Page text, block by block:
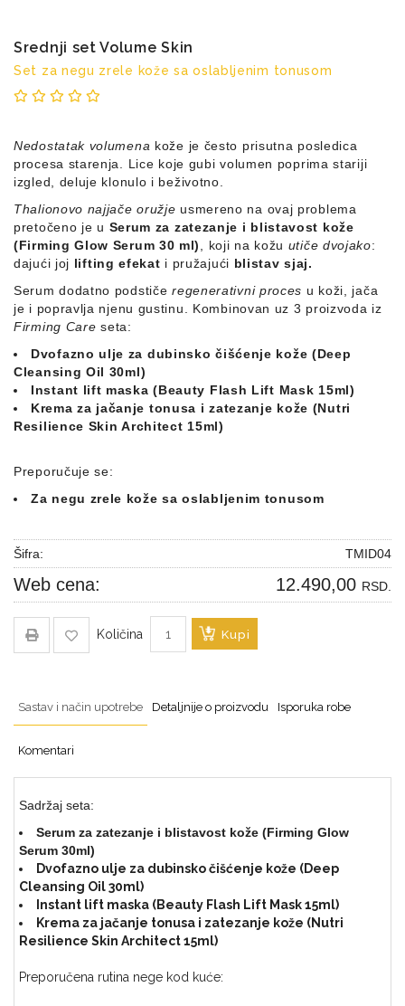
Srednji set Volume Skin
Set za negu zrele kože sa oslabljenim tonusom
Nedostatak volumena kože je često prisutna posledica
procesa starenja. Lice koje gubi volumen poprima stariji
izgled, deluje klonulo i beživotno.
Thalionovo najjače oružje usmereno na ovaj problema
pretočeno je u Serum za zatezanje i blistavost kože
(Firming Glow Serum 30 ml)
koji na kožu utiče dvojako:
dajući joj lifting efekat i pružajući blistav sjaj.
Serum dodatno podstičeregenerativni proces u koži, jača
je i popravlja njenu gustinu. Kombinovan uz 3 proizvoda iz
Firming Care seta:
Dvofazno ulje za dubinsko čišćenje kože (Deep
Cleansing Oil 30ml)
Instant lift maska (Beauty Flash Lift Mask 15ml)
Krema za jačanje tonusa i zatezanje kože (Nutri
Resilience Skin Architect 15ml)
Preporučuje se:
Za negu zrele kože sa oslabljenim tonusom
Šifra: TMID04
Web cena: 12.490,00 RSD.
Količina Kupi
Sastav i način upotrebe Detaljnije o proizvodu Isporuka robe
Komentari
Sadržaj seta:
Serum za zatezanje i blistavost kože (Firming Glow
Serum 30ml)
Dvofazno ulje za dubinsko čišćenje kože (Deep
Cleansing Oil 30ml)
Instant lift maska (Beauty Flash Lift Mask 15ml)
Krema za jačanje tonusa i zatezanje kože (Nutri
Resilience Skin Architect 15ml)
Preporučena rutina nege kod kuće: